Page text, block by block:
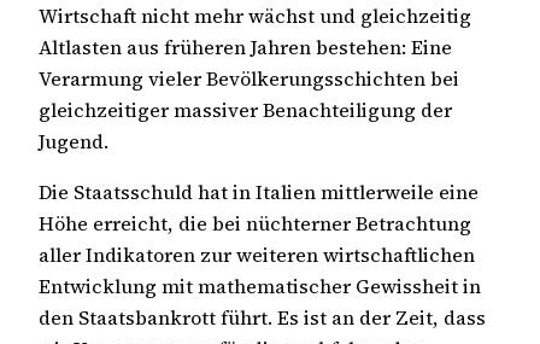
Wirtschaft nicht mehr wächst und gleichzeitig
Altlasten aus früheren Jahren bestehen: Eine
Verarmung vieler Bevölkerungsschichten bei
gleichzeitiger massiver Benachteiligung der
Jugend.
Die Staatsschuld hat in Italien mittlerweile eine
Höhe erreicht, die bei nüchterner Betrachtung
aller Indikatoren zur weiteren wirtschaftlichen
Entwicklung mit mathematischer Gewissheit in
den Staatsbankrott führt. Es ist an der Zeit, dass